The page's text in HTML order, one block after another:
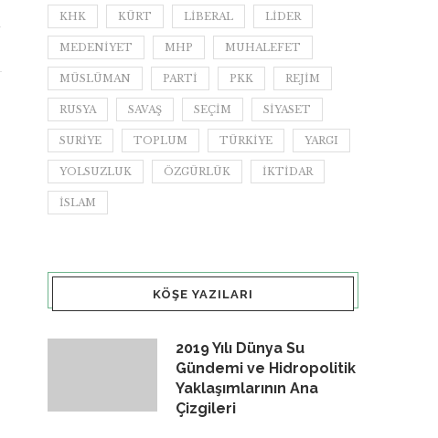
KHK KÜRT LIBERAL LIDER
MEDENIYET MHP MUHALEFET
MÜSLÜMAN PARTI PKK REJIM
RUSYA SAVAŞ SEÇIM SIYASET
SURIYE TOPLUM TÜRKIYE YARGI
YOLSUZLUK ÖZGÜRLÜK İKTIDAR
İSLAM
KÖŞE YAZILARI
2019 Yılı Dünya Su
Gündemi ve Hidropolitik
Yaklaşımlarının Ana
Çizgileri